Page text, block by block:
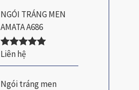
NGÓI TRÁNG MEN
AMATA A686
Được xếp
Liên hệ
Ngói tráng men